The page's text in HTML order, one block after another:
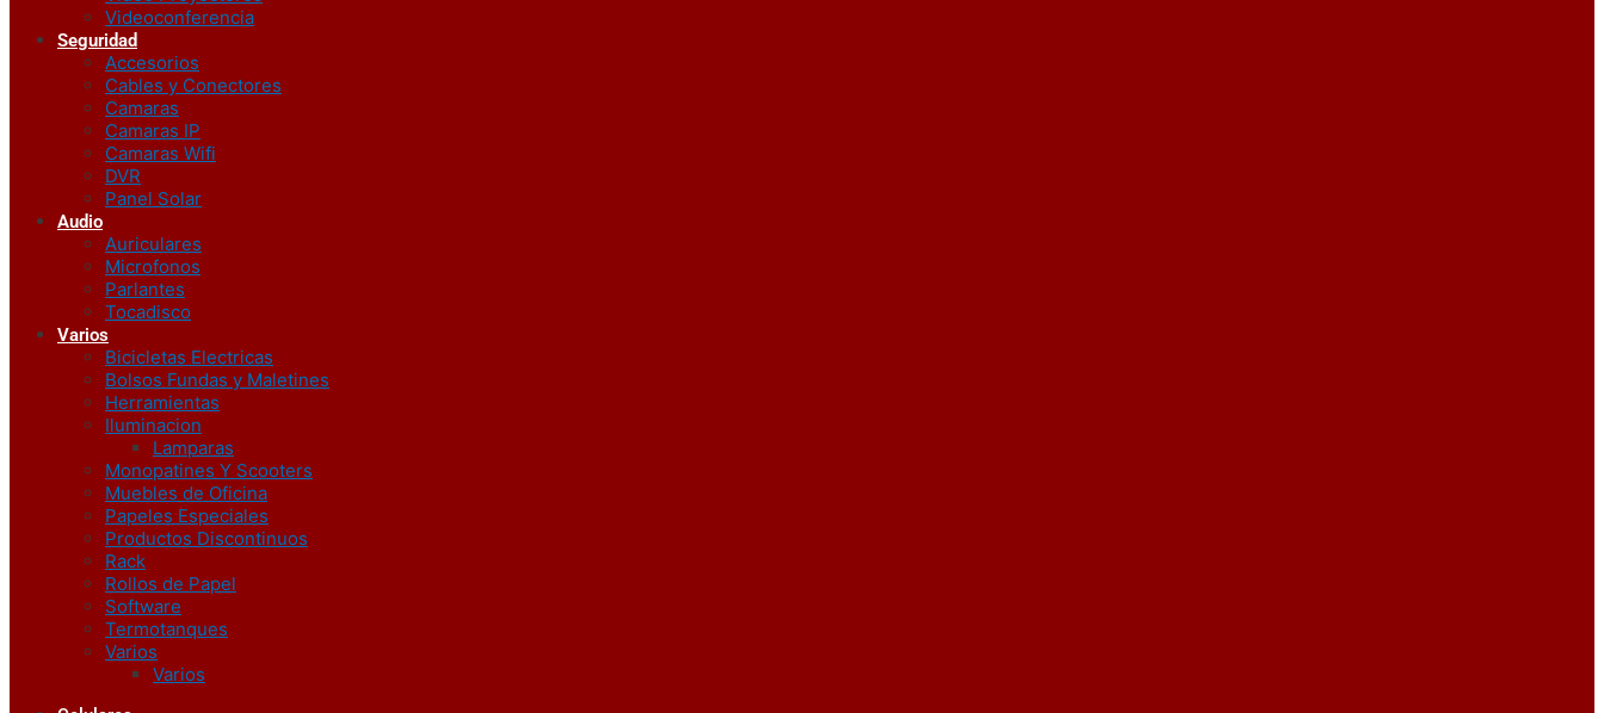
Videoconferencia
Seguridad
Accesorios
Cables y Conectores
Camaras
Camaras IP
Camaras Wifi
DVR
Panel Solar
Audio
Auriculares
Microfonos
Parlantes
Tocadisco
Varios
Bicicletas Electricas
Bolsos Fundas y Maletines
Herramientas
Iluminacion
Lamparas
Monopatines Y Scooters
Muebles de Oficina
Papeles Especiales
Productos Discontinuos
Rack
Rollos de Papel
Software
Termotanques
Varios
Varios